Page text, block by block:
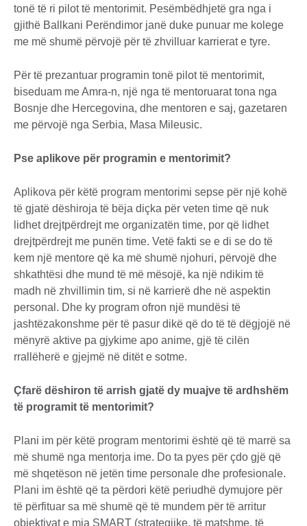
tonë të ri pilot të mentorimit. Pesëmbëdhjetë gra nga i
gjithë Ballkani Perëndimor janë duke punuar me kolege
me më shumë përvojë për të zhvilluar karrierat e tyre.
Për të prezantuar programin tonë pilot të mentorimit,
biseduam me Amra-n, një nga të mentoruarat tona nga
Bosnje dhe Hercegovina, dhe mentoren e saj, gazetaren
me përvojë nga Serbia, Masa Mileusic.
Pse aplikove për programin e mentorimit?
Aplikova për këtë program mentorimi sepse për një kohë
të gjatë dëshiroja të bëja diçka për veten time që nuk
lidhet drejtpërdrejt me organizatën time, por që lidhet
drejtpërdrejt me punën time. Vetë fakti se e di se do të
kem një mentore që ka më shumë njohuri, përvojë dhe
shkathtësi dhe mund të më mësojë, ka një ndikim të
madh në zhvillimin tim, si në karrierë dhe në aspektin
personal. Dhe ky program ofron një mundësi të
jashtëzakonshme për të pasur dikë që do të të dëgjojë në
mënyrë aktive pa gjykime apo anime, gjë të cilën
rrallëherë e gjejmë në ditët e sotme.
Çfarë dëshiron të arrish gjatë dy muajve të ardhshëm
të programit të mentorimit?
Plani im për këtë program mentorimi është që të marrë sa
më shumë nga mentorja ime. Do ta pyes për çdo gjë që
më shqetëson në jetën time personale dhe profesionale.
Plani im është që ta përdori këtë periudhë dymujore për
të përfituar sa më shumë që të mundem për të arritur
objektivat e mia SMART (strategjike, të matshme, të